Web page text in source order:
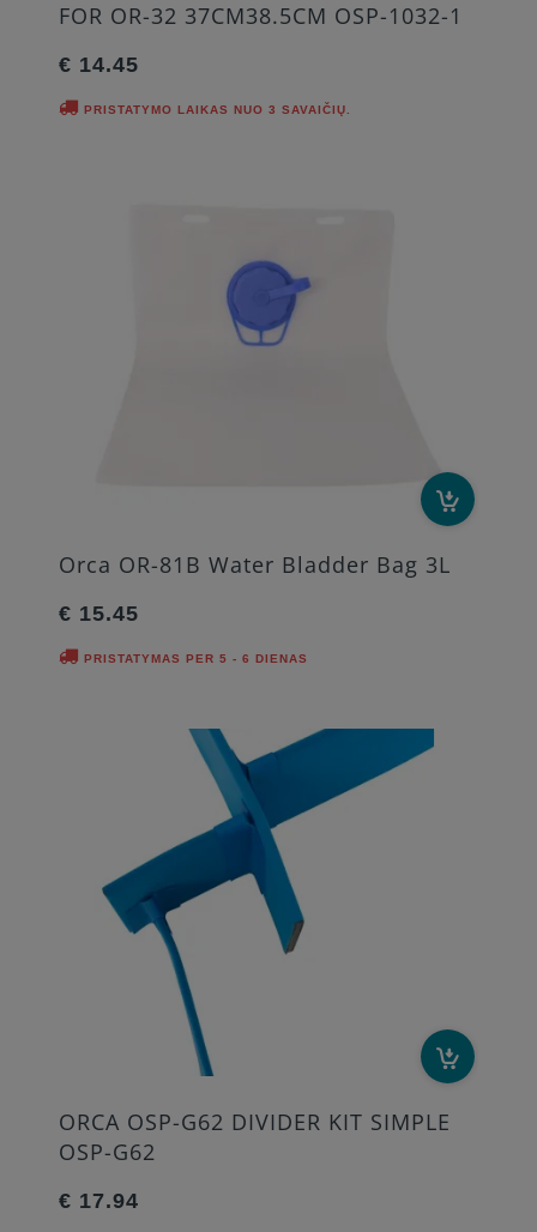
FOR OR-32 37CM38.5CM OSP-1032-1
€ 14.45
PRISTATYMO LAIKAS NUO 3 SAVAIČIŲ.
Orca OR-81B Water Bladder Bag 3L
€ 15.45
PRISTATYMAS PER 5 - 6 DIENAS
ORCA OSP-G62 DIVIDER KIT SIMPLE
OSP-G62
€ 17.94